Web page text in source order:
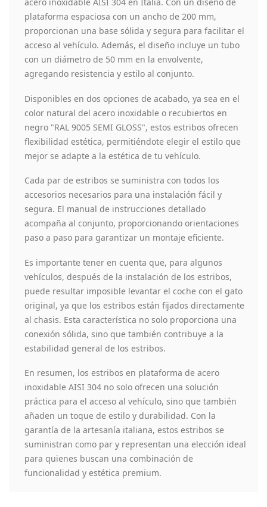
plataforma espaciosa con un ancho de 200 mm,
proporcionan una base sólida y segura para facilitar el
acceso al vehículo. Además, el diseño incluye un tubo
con un diámetro de 50 mm en la envolvente,
agregando resistencia y estilo al conjunto.
Disponibles en dos opciones de acabado, ya sea en el
color natural del acero inoxidable o recubiertos en
negro "RAL 9005 SEMI GLOSS", estos estribos ofrecen
flexibilidad estética, permitiéndote elegir el estilo que
mejor se adapte a la estética de tu vehículo.
Cada par de estribos se suministra con todos los
accesorios necesarios para una instalación fácil y
segura. El manual de instrucciones detallado
acompaña al conjunto, proporcionando orientaciones
paso a paso para garantizar un montaje eficiente.
Es importante tener en cuenta que, para algunos
vehículos, después de la instalación de los estribos,
puede resultar imposible levantar el coche con el gato
original, ya que los estribos están fijados directamente
al chasis. Esta característica no solo proporciona una
conexión sólida, sino que también contribuye a la
estabilidad general de los estribos.
En resumen, los estribos en plataforma de acero
inoxidable AISI 304 no solo ofrecen una solución
práctica para el acceso al vehículo, sino que también
añaden un toque de estilo y durabilidad. Con la
garantía de la artesanía italiana, estos estribos se
suministran como par y representan una elección ideal
para quienes buscan una combinación de
funcionalidad y estética premium.